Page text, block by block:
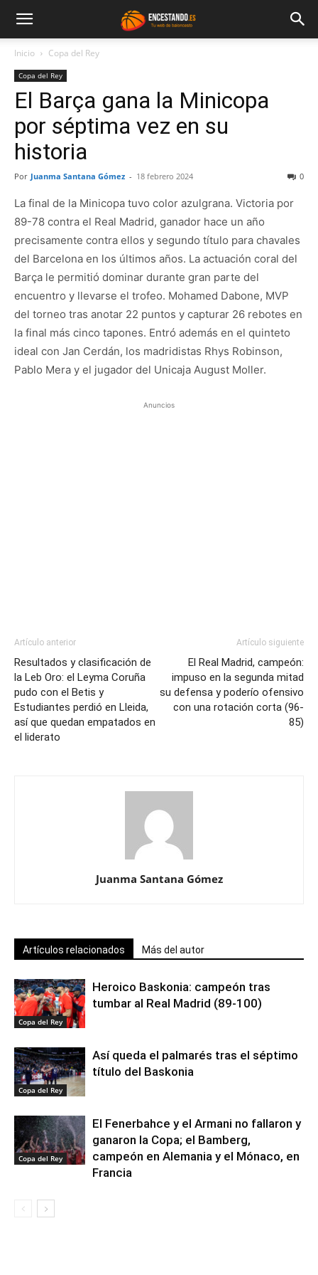
Inicio Copa del Rey
Copa del Rey
El Barça gana la Minicopa
por séptima vez en su
historia
Por Juanma Santana Gómez - 18 febrero 2024 0
La final de la Minicopa tuvo color azulgrana. Victoria por
89-78 contra el Real Madrid, ganador hace un año
precisamente contra ellos y segundo título para chavales
del Barcelona en los últimos años. La actuación coral del
Barça le permitió dominar durante gran parte del
encuentro y llevarse el trofeo. Mohamed Dabone, MVP
del torneo tras anotar 22 puntos y capturar 26 rebotes en
la final más cinco tapones. Entró además en el quinteto
ideal con Jan Cerdán, los madridistas Rhys Robinson,
Pablo Mera y el jugador del Unicaja August Moller.
Anuncios
Artículo anterior
Resultados y clasificación de
la Leb Oro: el Leyma Coruña
pudo con el Betis y
Estudiantes perdió en Lleida,
así que quedan empatados en
el liderato
Artículo siguiente
El Real Madrid, campeón:
impuso en la segunda mitad
su defensa y poderío ofensivo
con una rotación corta (96-
85)
Juanma Santana Gómez
Artículos relacionados Más del autor
Copa del Rey
Heroico Baskonia: campeón tras
tumbar al Real Madrid (89-100)
Copa del Rey
Así queda el palmarés tras el séptimo
título del Baskonia
Copa del Rey
El Fenerbahce y el Armani no fallaron y
ganaron la Copa; el Bamberg,
campeón en Alemania y el Mónaco, en
Francia